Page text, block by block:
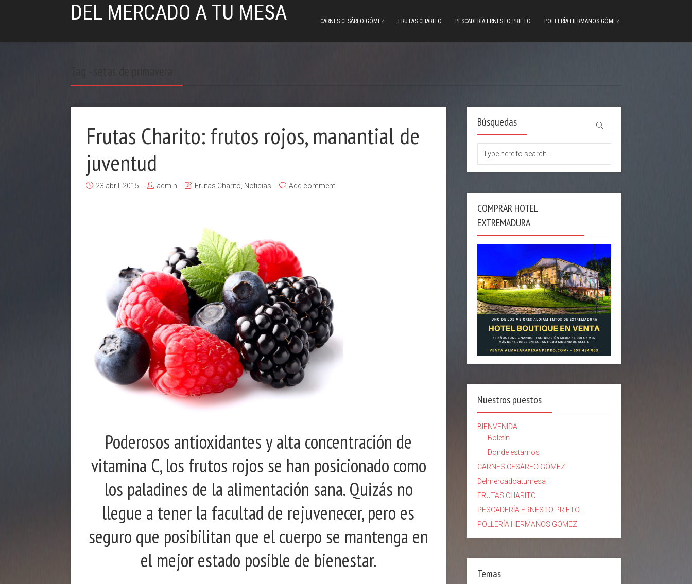
DEL MERCADO A TU MESA CARNES CESÁREO GÓMEZ FRUTAS CHARITO PESCADERÍA ERNESTO PRIETO POLLERÍA HERMANOS GÓMEZ
Frutas Charito: frutos rojos, manantial de
juventud
23 abril, 2015 admin Frutas Charito Noticias Add comment
Poderosos antioxidantes y alta concentración de
vitamina C, los frutos rojos se han posicionado como
los paladines de la alimentación sana. Quizás no
llegue a tener la facultad de rejuvenecer, pero es
seguro que posibilitan que el cuerpo se mantenga en
el mejor estado posible de bienestar.
Búsquedas
COMPRAR HOTEL
EXTREMADURA
Nuestros puestos
BIENVENIDA
Boletín
Donde estamos
CARNES CESÁREO GÓMEZ
Delmercadoatumesa
FRUTAS CHARITO
PESCADERÍA ERNESTO PRIETO
POLLERÍA HERMANOS GÓMEZ
Temas